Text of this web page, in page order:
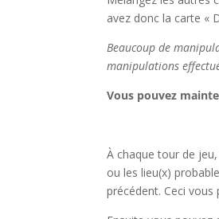
avez donc la carte «
Beaucoup de
manipulations
Vous pouvez
À chaque tour de
ou les lieu(x)
précédent. Ceci